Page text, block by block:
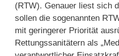
(RTW). Genauer liest sich
sollen die sogenannten
mit geringerer Priorität
Rettungssanitätern als